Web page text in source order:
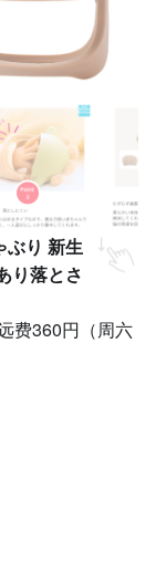
り 新生
り落とさ
费360円（周六